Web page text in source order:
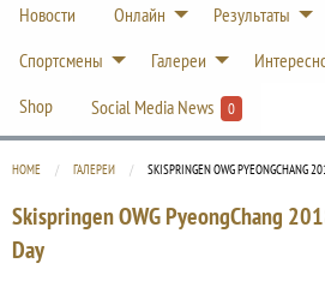
Новости Онлайн Результаты
Спортсмены
Галереи
Shop
Social Media News 0
HOME ГАЛЕРЕИ CURRENT:
SKISPRINGEN OWG PYEONGCHANG
Skispringen OWG PyeongChang
Day